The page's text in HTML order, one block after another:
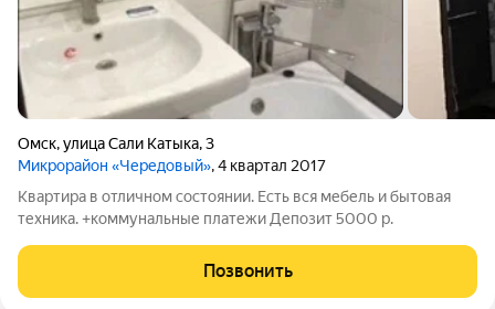
Омск,улица Сали Катыка,3
Микрорайон «Чередовый», 4 квартал 2017
Квартира в отличном состоянии. Есть вся мебель и бытовая
техника. +коммунальные платежи Депозит 5000 р.
Позвонить